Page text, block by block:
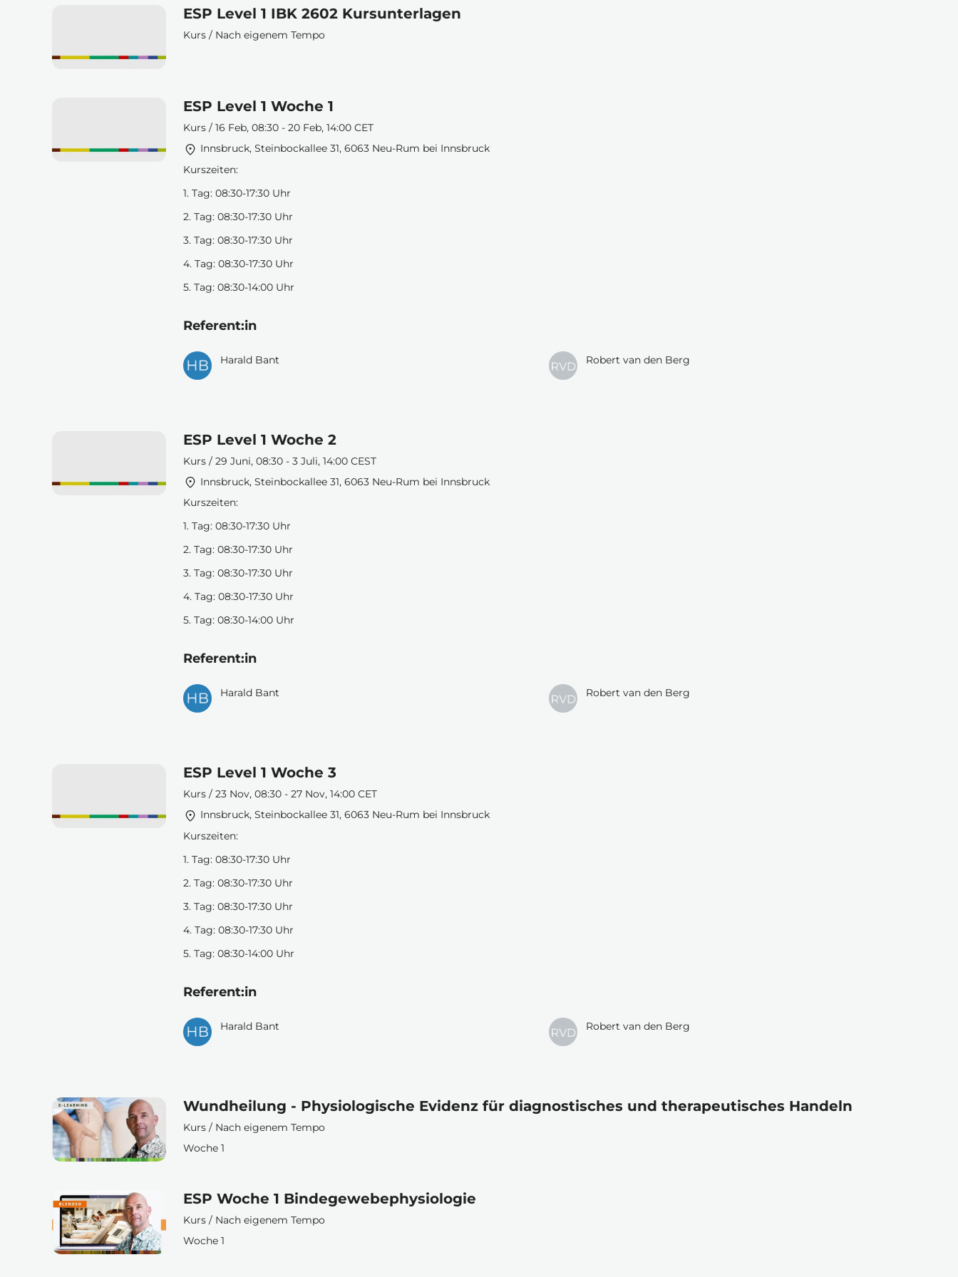
ESP Level 1 IBK 2602 Kursunterlagen
Kurs / Nach eigenem Tempo
ESP Level 1 Woche 1
Kurs / 16 Feb, 08:30 - 20 Feb, 14:00 CET
Innsbruck, Steinbockallee 31, 6063 Neu-Rum bei Innsbruck
Kurszeiten:
1. Tag: 08:30-17:30 Uhr
2. Tag: 08:30-17:30 Uhr
3. Tag: 08:30-17:30 Uhr
4. Tag: 08:30-17:30 Uhr
5. Tag: 08:30-14:00 Uhr
Referent:in
Harald Bant Robert van den Berg
ESP Level 1 Woche 2
Kurs / 29 Juni, 08:30 - 3 Juli, 14:00 CEST
Innsbruck, Steinbockallee 31, 6063 Neu-Rum bei Innsbruck
Kurszeiten:
1. Tag: 08:30-17:30 Uhr
2. Tag: 08:30-17:30 Uhr
3. Tag: 08:30-17:30 Uhr
4. Tag: 08:30-17:30 Uhr
5. Tag: 08:30-14:00 Uhr
Referent:in
Harald Bant Robert van den Berg
ESP Level 1 Woche 3
Kurs / 23 Nov, 08:30 - 27 Nov, 14:00 CET
Innsbruck, Steinbockallee 31, 6063 Neu-Rum bei Innsbruck
Kurszeiten:
1. Tag: 08:30-17:30 Uhr
2. Tag: 08:30-17:30 Uhr
3. Tag: 08:30-17:30 Uhr
4. Tag: 08:30-17:30 Uhr
5. Tag: 08:30-14:00 Uhr
Referent:in
Harald Bant Robert van den Berg
Wundheilung - Physiologische Evidenz für diagnostisches und therapeutisches Handeln
Kurs / Nach eigenem Tempo
Woche 1
ESP Woche 1 Bindegewebephysiologie
Kurs / Nach eigenem Tempo
Woche 1